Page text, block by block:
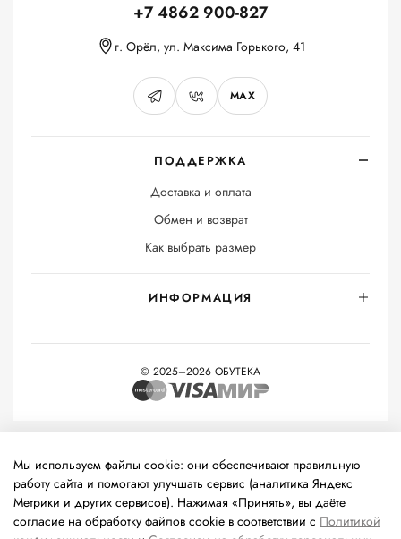
ПОДДЕРЖКА
Доставка и оплата
Обмен и возврат
Как выбрать размер
ИНФОРМАЦИЯ
+7 4862 900-827
г. Орёл, ул. Максима Горького, 41
MAX
© 2025–2026 ОБУТЕКА
технологии
(информационные технологии предоставления
информации на основе сбора, систематизации и анализа
сведений, относящихся к предпочтениям пользователей сети
«Интернет», находящихся на территории Российской
Федерации).
Мы используем файлы cookie: они обеспечивают правильную
работу сайта и помогают улучшать сервис (аналитика Яндекс
Метрики и других сервисов). Нажимая «Принять», вы даёте
согласие на обработку файлов cookie в соответствии с Политикой